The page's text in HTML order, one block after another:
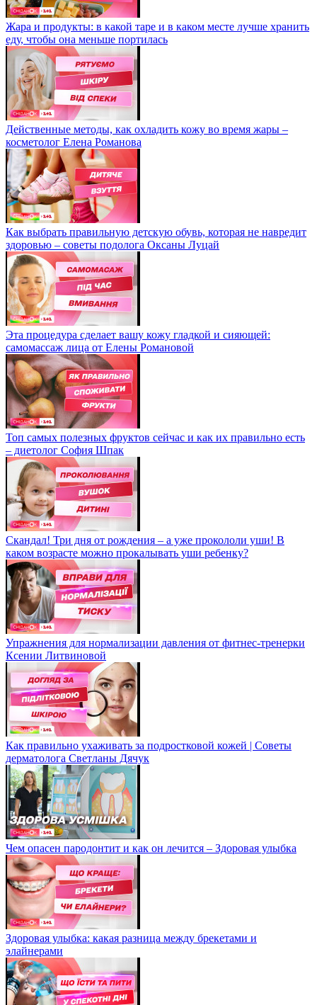
Жара и продукты: в какой таре и в каком месте лучше хранить
еду, чтобы она меньше портилась
Действенные методы, как охладить кожу во время жары –
косметолог Елена Романова
Как выбрать правильную детскую обувь, которая не навредит
здоровью – советы подолога Оксаны Луцай
Эта процедура сделает вашу кожу гладкой и сияющей:
самомассаж лица от Елены Романовой
Топ самых полезных фруктов сейчас и как их правильно есть
– диетолог София Шпак
Скандал! Три дня от рождения – а уже прокололи уши! В
каком возрасте можно прокалывать уши ребенку?
Упражнения для нормализации давления от фитнес-тренерки
Ксении Литвиновой
Как правильно ухаживать за подростковой кожей | Советы
дерматолога Светланы Дячук
Чем опасен пародонтит и как он лечится – Здоровая улыбка
Здоровая улыбка: какая разница между брекетами и
элайнерами